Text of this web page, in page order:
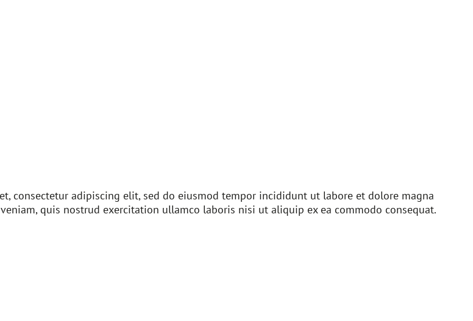
consectetur adipiscing elit, sed do eiusmod tempor incididunt ut labore et dolore magna
quis nostrud exercitation ullamco laboris nisi ut aliquip ex ea commodo consequat.